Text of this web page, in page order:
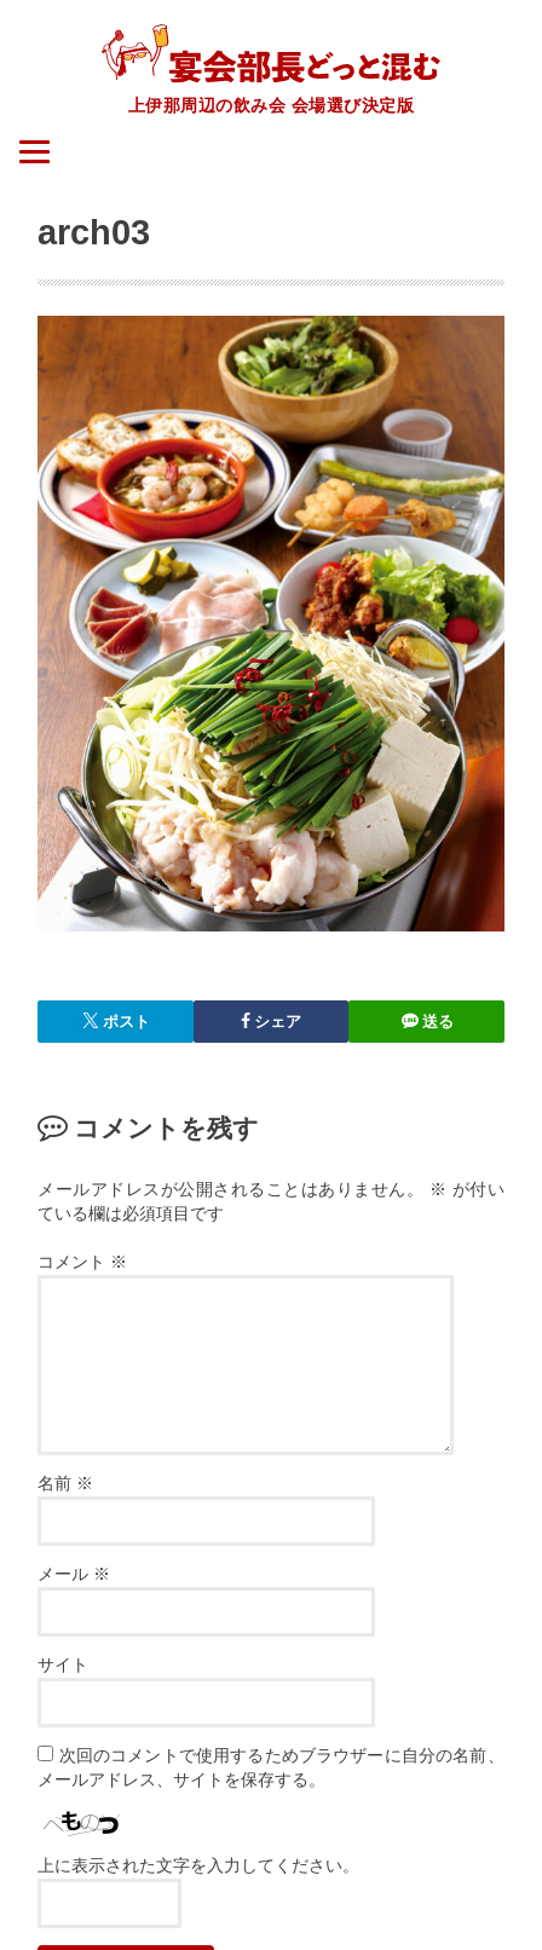
上伊那周辺の飲み会 会場選び決定版
arch03
ポスト シェア 送る
コメントを残す
メールアドレスが公開されることはありません。 ※ が付い
ている欄は必須項目です
コメント ※
名前 ※
メール ※
サイト
次回のコメントで使用するためブラウザーに自分の名前、
メールアドレス、サイトを保存する。
上に表示された文字を入力してください。